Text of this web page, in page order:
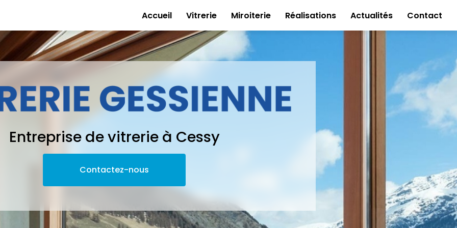
Accueil
Vitrerie Miroiterie Réalisations Actualités Contact
Entreprise de vitrerie à Cessy
Contactez-nous